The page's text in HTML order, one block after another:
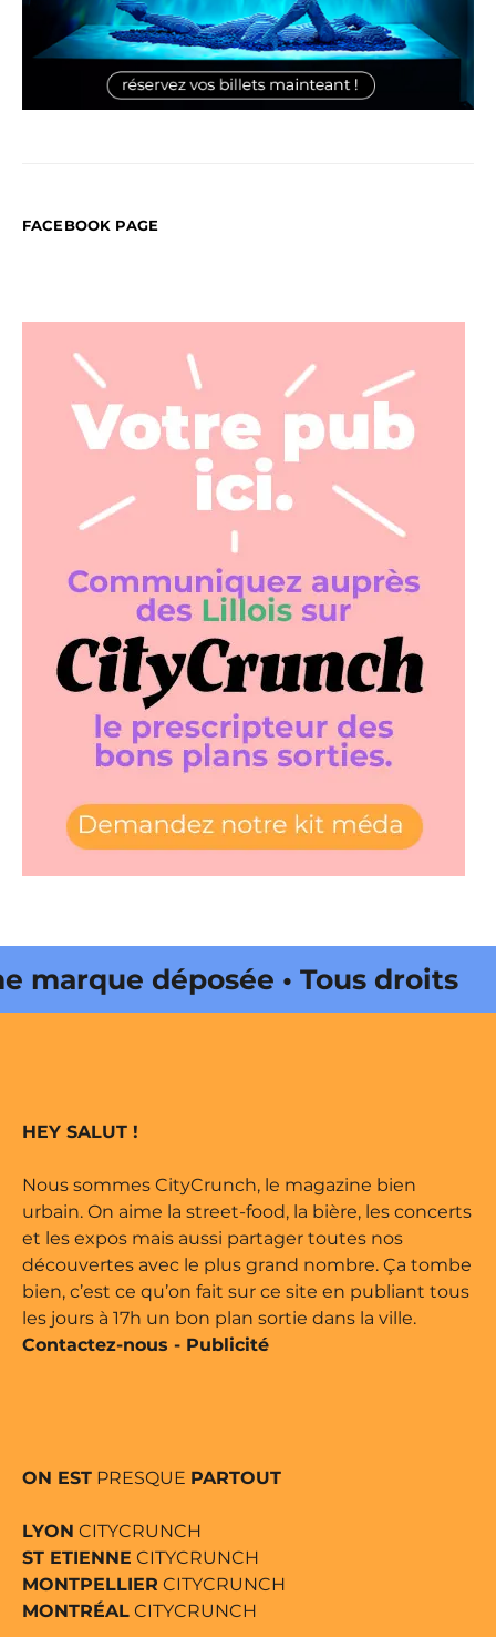
FACEBOOK PAGE
déposée • Tous droits
par Buena Onda Web •
HEY SALUT !
Nous sommes CityCrunch, le magazine bien
urbain. On aime la street-food, la bière, les concerts
et les expos mais aussi partager toutes nos
découvertes avec le plus grand nombre. Ça tombe
bien, c’est ce qu’on fait sur ce site en publiant tous
les jours à 17h un bon plan sortie dans la ville.
Contactez-nous - Publicité
ON EST PRESQUE PARTOUT
LYON CITYCRUNCH
ST ETIENNE CITYCRUNCH
MONTPELLIER CITYCRUNCH
MONTRÉAL CITYCRUNCH